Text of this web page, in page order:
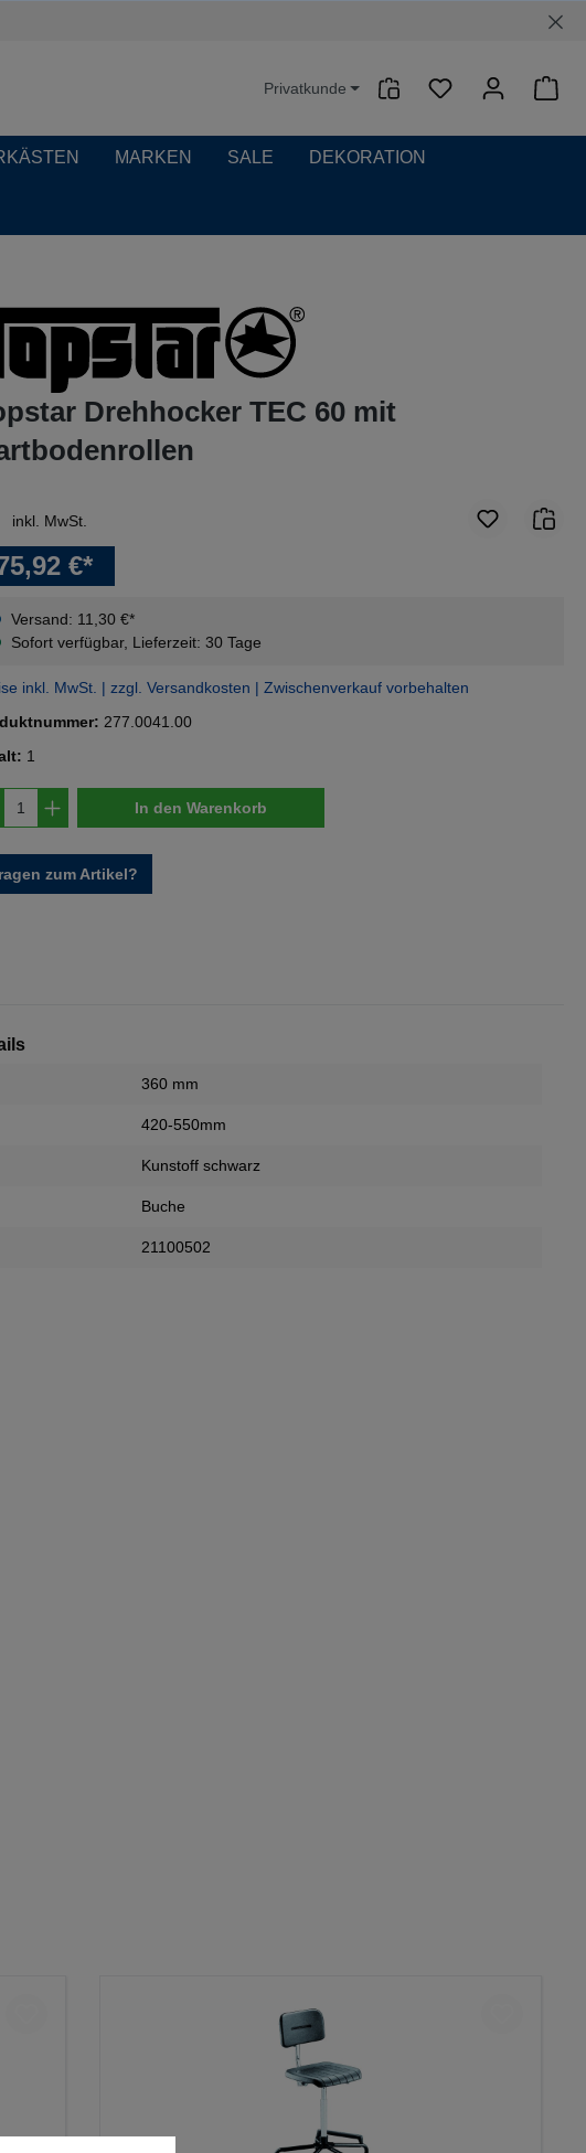
Privatkunde
MARKEN SALE DEKORATION
Drehhocker TEC 60 mit
€*
Versand: 11,30 €*
Sofort verfügbar, Lieferzeit: 30 Tage
inkl. MwSt.
inkl. MwSt. | zzgl. Versandkosten | Zwischenverkauf vorbehalten
277.0041.00
1
Anzahl: Gib den gewünschten Wert ein
In den Warenkorb
zum Artikel?
360 mm
420-550mm
Kunstoff schwarz
Buche
21100502